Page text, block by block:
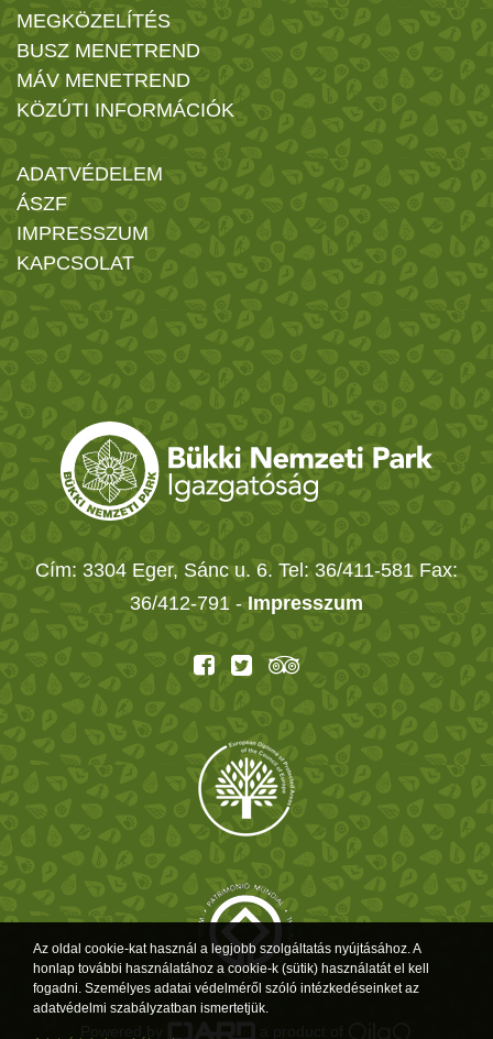
MEGKÖZELÍTÉS
BUSZ MENETREND
MÁV MENETREND
KÖZÚTI INFORMÁCIÓK
ADATVÉDELEM
ÁSZF
IMPRESSZUM
KAPCSOLAT
Cím: 3304 Eger, Sánc u. 6. Tel: 36/411-581 Fax:
36/412-791 - Impresszum
Az oldal cookie-kat használ a legjobb szolgáltatás nyújtásához. A
honlap további használatához a cookie-k (sütik) használatát el kell
fogadni. Személyes adatai védelméről szóló intézkedéseinket az
adatvédelmi szabályzatban ismertetjük.